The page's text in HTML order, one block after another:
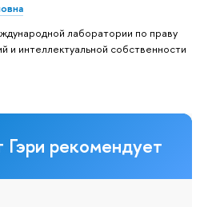
лаборатории по праву
и интеллектуальной собственности
Гэри рекомендует